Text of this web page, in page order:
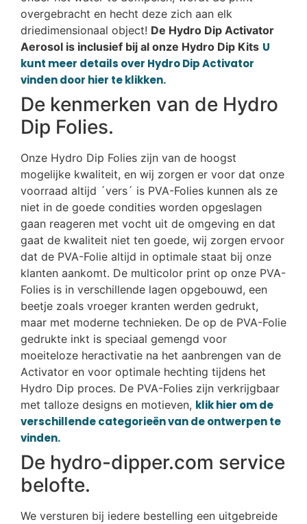
overgebracht en hecht deze zich aan elk
driedimensionaal object! De Hydro Dip Activator
Aerosol is inclusief bij al onze Hydro Dip Kits U
kunt meer details over Hydro Dip Activator
vinden door hier te klikken.
De kenmerken van de Hydro
Dip Folies.
Onze Hydro Dip Folies zijn van de hoogst
mogelijke kwaliteit, en wij zorgen er voor dat onze
voorraad altijd ´vers´ is PVA-Folies kunnen als ze
niet in de goede condities worden opgeslagen
gaan reageren met vocht uit de omgeving en dat
gaat de kwaliteit niet ten goede, wij zorgen ervoor
dat de PVA-Folie altijd in optimale staat bij onze
klanten aankomt. De multicolor print op onze PVA-
Folies is in verschillende lagen opgebouwd, een
beetje zoals vroeger kranten werden gedrukt,
maar met moderne technieken. De op de PVA-Folie
gedrukte inkt is speciaal gemengd voor
moeiteloze heractivatie na het aanbrengen van de
Activator en voor optimale hechting tijdens het
Hydro Dip proces. De PVA-Folies zijn verkrijgbaar
met talloze designs en motieven, klik hier om de
verschillende categorieën van de ontwerpen te
vinden.
De hydro-dipper.com service
belofte.
We versturen bij iedere bestelling een uitgebreide